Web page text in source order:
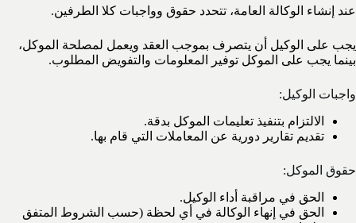
عند إنشاء الوكالة العامة، تتحدد حقوق وواجبات كلا الطرفين.
يجب على الوكيل أن يتصرف بموجب العقد ويعمل لمصلحة الموكل،
بينما يجب على الموكل توفير المعلومات والتفويض المطلوب.
واجبات الوكيل:
الالتزام بتنفيذ تعليمات الموكل بدقة.
تقديم تقارير دورية عن المعاملات التي قام بها.
حقوق الموكل:
الحق في مراقبة أداء الوكيل.
الحق في إنهاء الوكالة في أي لحظة (حسب الشروط المتفق